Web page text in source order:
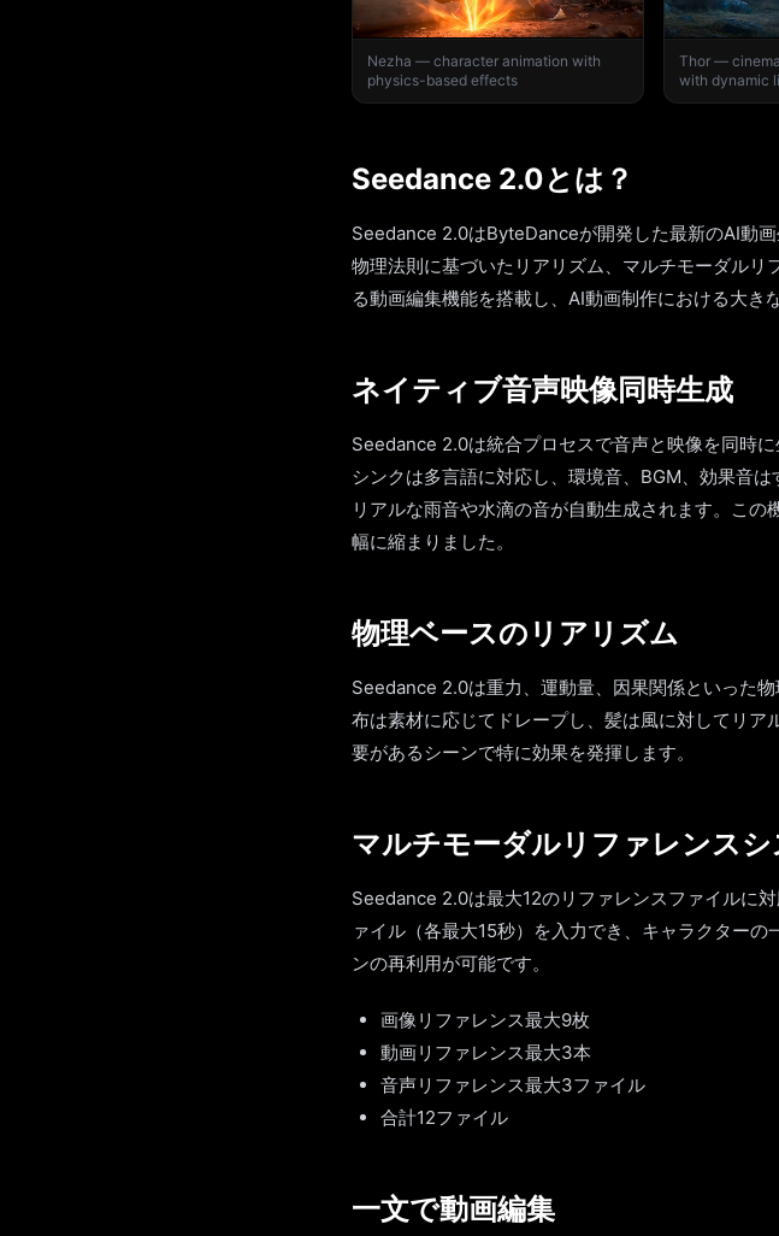
Nezha — character animation with
physics-based effects
Thor —
with dynamic
Seedance 2.0とは？
Seedance 2.0はByteDanceが開発した最新のAI動
物理法則に基づいたリアリズム、マルチモーダルリ
る動画編集機能を搭載し、AI動画制作における大き
ネイティブ音声映像同時生成
Seedance 2.0は統合プロセスで音声と映像を同時
シンクは多言語に対応し、環境音、BGM、効果音
リアルな雨音や水滴の音が自動生成されます。こ
幅に縮まりました。
物理ベースのリアリズム
Seedance 2.0は重力、運動量、因果関係といった
布は素材に応じてドレープし、髪は風に対してリ
要があるシーンで特に効果を発揮します。
マルチモーダルリファレンス
Seedance 2.0は最大12のリファレンスファイルに
ァイル（各最大15秒）を入力でき、キャラクター
ンの再利用が可能です。
画像リファレンス最大9枚
動画リファレンス最大3本
音声リファレンス最大3ファイル
合計12ファイル
一文で動画編集